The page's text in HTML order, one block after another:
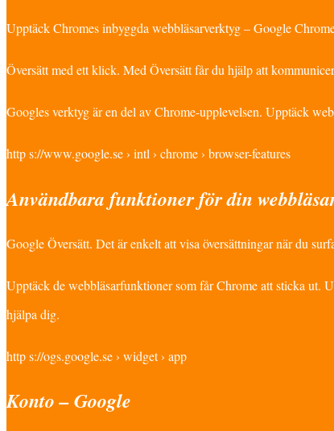
Upptäck Chromes inbyggda webbläsarverktyg – Google
Översätt med ett klick. Med Översätt får du hjälp att
Googles verktyg är en del av Chrome-upplevelsen. Upptäck
http s://www.google.se › intl › chrome › browser-features
Användbara funktioner för din
Google Översätt. Det är enkelt att visa översättningar när du
Upptäck de webbläsarfunktioner som får Chrome att sticka ut.
hjälpa dig.
http s://ogs.google.se › widget › app
Konto – Google